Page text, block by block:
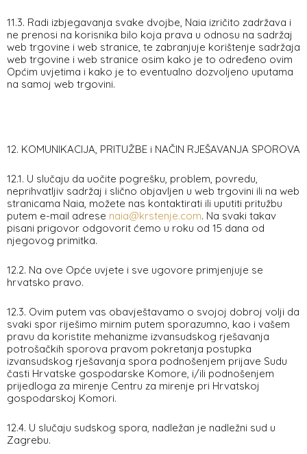
11.3. Radi izbjegavanja svake dvojbe, Naia izričito zadržava i
ne prenosi na korisnika bilo koja prava u odnosu na sadržaj
web trgovine i web stranice, te zabranjuje korištenje sadržaja
web trgovine i web stranice osim kako je to određeno ovim
Općim uvjetima i kako je to eventualno dozvoljeno uputama
na samoj web trgovini.
12. KOMUNIKACIJA, PRITUŽBE i NAČIN RJEŠAVANJA SPOROVA
12.1. U slučaju da uočite pogrešku, problem, povredu,
neprihvatljiv sadržaj i slično objavljen u web trgovini ili na web
stranicama Naia, možete nas kontaktirati ili uputiti pritužbu
putem e-mail adrese naia@krstenje.com. Na svaki takav
pisani prigovor odgovorit ćemo u roku od 15 dana od
njegovog primitka.
12.2. Na ove Opće uvjete i sve ugovore primjenjuje se
hrvatsko pravo.
12.3. Ovim putem vas obavještavamo o svojoj dobroj volji da
svaki spor riješimo mirnim putem sporazumno, kao i vašem
pravu da koristite mehanizme izvansudskog rješavanja
potrošačkih sporova pravom pokretanja postupka
izvansudskog rješavanja spora podnošenjem prijave Sudu
časti Hrvatske gospodarske Komore, i/ili podnošenjem
prijedloga za mirenje Centru za mirenje pri Hrvatskoj
gospodarskoj Komori.
12.4. U slučaju sudskog spora, nadležan je nadležni sud u
Zagrebu.